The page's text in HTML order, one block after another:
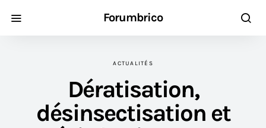
Forumbrico
ACTUALITÉS
Dératisation,
désinsectisation et